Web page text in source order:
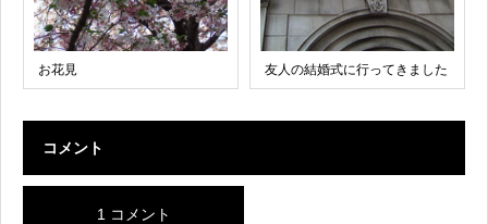
お花見 友人の結婚式に行ってきました
コメント
1 コメント